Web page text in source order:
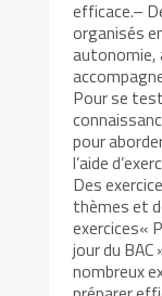
efficace.–
organisés
autonomie,
Pour se
pour
l’aide
Des
thèmes et
exercices«
jour du
nombreux